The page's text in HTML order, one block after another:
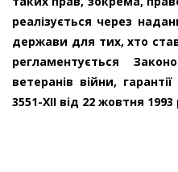
реалізується через
держави для тих, хто
регламентується
ветеранів війни,
3551-XII від 22 жовтня 1993